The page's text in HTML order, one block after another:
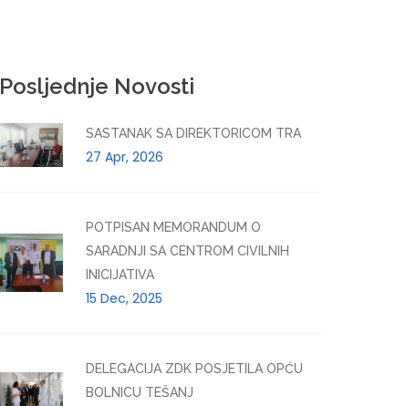
Posljednje Novosti
SASTANAK SA DIREKTORICOM TRA
27 Apr, 2026
POTPISAN MEMORANDUM O
SARADNJI SA CENTROM CIVILNIH
INICIJATIVA
15 Dec, 2025
DELEGACIJA ZDK POSJETILA OPĆU
BOLNICU TEŠANJ